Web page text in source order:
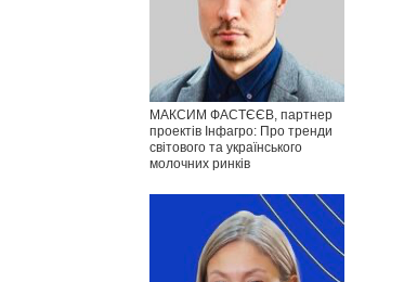
МАКСИМ ФАСТЄЄВ, партнер
проектів Інфагро: Про тренди
світового та українського
молочних ринків